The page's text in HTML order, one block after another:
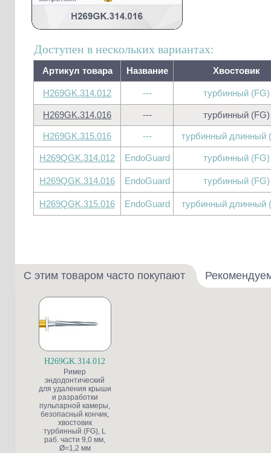
Доступен в нескольких вариантах:
Артикул товара Название Хвостовик
H269GK.314.012 --- турбинный (FG)
H269GK.314.016 --- турбинный (FG)
H269GK.315.016 --- турбинный длинный
H269QGK.314.012 EndoGuard турбинный (FG)
H269QGK.314.016 EndoGuard турбинный (FG)
H269QGK.315.016 EndoGuard турбинный длинный
С этим товаром часто покупают
H269GK.314.012
Ример
эндодонтический
для удаления крыши
и разработки
пульпарной камеры,
безопасный кончик,
хвостовик
турбинный (FG), L
раб. части 9,0 мм,
Ø=1,2 мм